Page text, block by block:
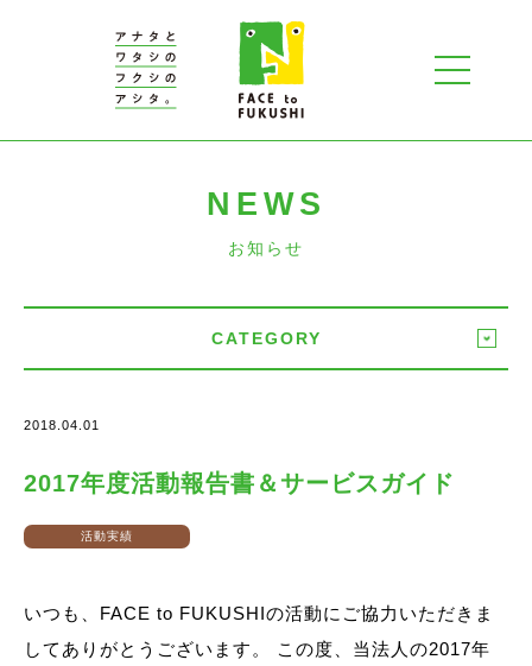
NEWS
お知らせ
CATEGORY
2018.04.01
2017年度活動報告書＆サービスガイド
活動実績
いつも、FACE to FUKUSHIの活動にご協力いただきま
してありがとうございます。 この度、当法人の2017年